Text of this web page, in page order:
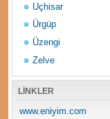
Uçhisar
Ürgüp
Üzengi
Zelve
LİNKLER
www.eniyim.com